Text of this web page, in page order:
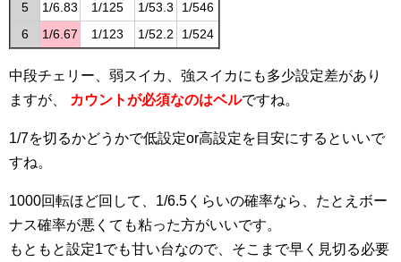
5
1/6.83 1/125 1/53.3
1/546
6
1/6.67 1/123 1/52.2 1/524
中段チェリー、弱スイカ、強スイカにも多少設定差があり
ますが、
カウントが必須なのはベルですね。
1/7を切るかどうかで低設定or高設定を目安にするといいで
すね。
1000回転ほど回して、1/6.5くらいの確率なら、たとえボー
ナス確率が悪くても粘った方がいいです。
もともと設定1でも甘い台なので、そこまで早く見切る必要